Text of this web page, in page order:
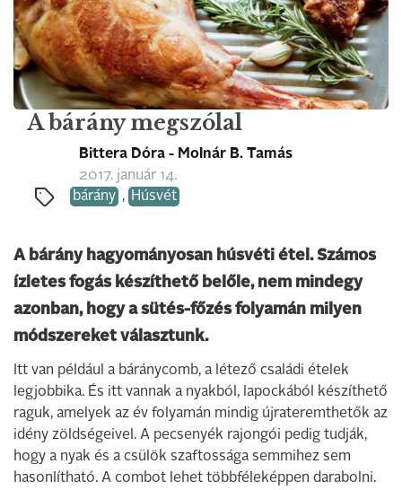
A bárány megszólal
Bittera Dóra - Molnár B. Tamás
2017. január 14.
bárány , Húsvét
A bárány hagyományosan húsvéti étel. Számos
ízletes fogás készíthető belőle, nem mindegy
azonban, hogy a sütés-főzés folyamán milyen
módszereket választunk.
Itt van például a báránycomb, a létező családi ételek
legjobbika. És itt vannak a nyakból, lapockából készíthető
raguk, amelyek az év folyamán mindig újrateremthetők az
idény zöldségeivel. A pecsenyék rajongói pedig tudják,
hogy a nyak és a csülök szaftossága semmihez sem
hasonlítható. A combot lehet többféleképpen darabolni.